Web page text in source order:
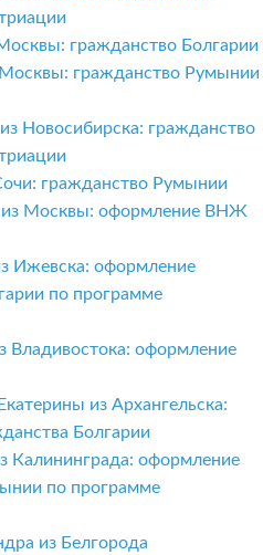
гражданство Болгарии
гражданство Румынии
Новосибирска: гражданство
гражданство Румынии
из Москвы: оформление ВНЖ
Ижевска: оформление
по программе
Владивостока: оформление
из Архангельска:
Болгарии
Калининграда: оформление
по программе
из Белгорода